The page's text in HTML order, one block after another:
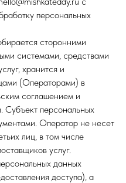
персональных
сторонними
системами, средствами
хранится и
(Операторами) в
соглашением и
Субъект персональных
Оператор не несет
лиц, в том числе
услуг.
данных
доступа), а